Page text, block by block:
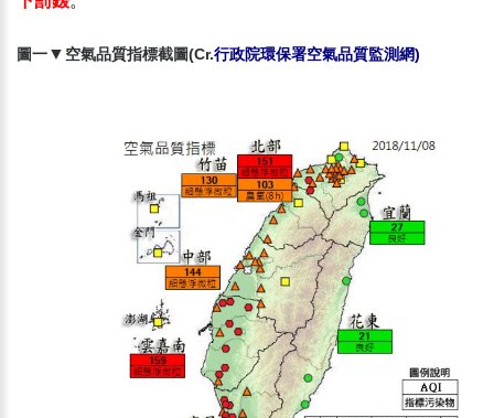
圖一▼​ 空氣品質指標截圖(Cr.行政院環保署空氣品質監測網)